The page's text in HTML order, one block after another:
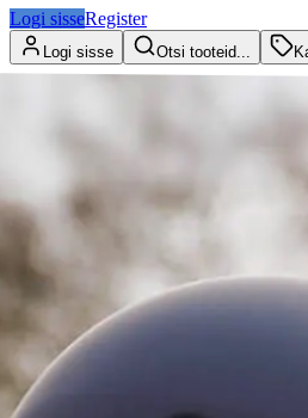
Logi sisseRegister
Logi sisse Otsi tooteid...